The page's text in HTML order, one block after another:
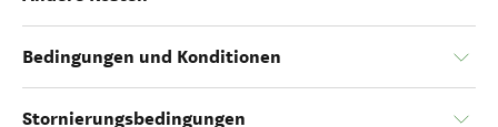
Bedingungen und Konditionen
Stornierungsbedingungen